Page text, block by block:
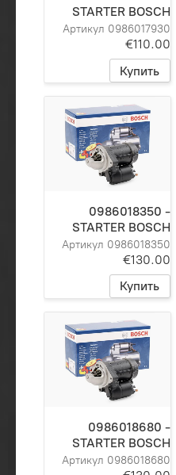
STARTER BOSCH
Артикул 0986017930
€110.00
Купить
0986018350 -
STARTER BOSCH
Артикул 0986018350
€130.00
Купить
0986018680 -
STARTER BOSCH
Артикул 0986018680